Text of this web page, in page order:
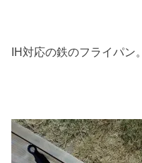
IH対応の鉄のフライパン。